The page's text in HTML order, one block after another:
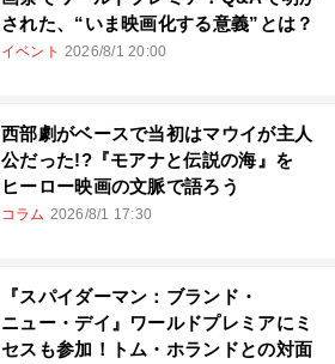
された、“いま映画化する意義”とは？
イベント 2026/8/1 20:00
西部劇がベースで当初はマウイが主人
公だった!?『モアナと伝説の海』を
ヒーロー映画の文脈で語ろう
コラム 2026/8/1 17:30
『スパイダーマン：ブランド・
ニュー・デイ』ワールドプレミアにミ
セスも参加！トム・ホランドとの対面